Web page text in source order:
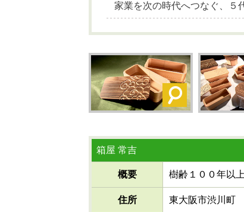
家業を次の時代へつなぐ、５
箱屋 常吉
概要 樹齢１００年以
住所 東大阪市渋川町